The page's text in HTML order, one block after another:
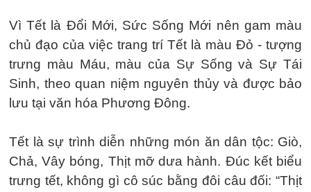
Vì Tết là Đổi Mới, Sức Sống Mới nên gam màu
chủ đạo của việc trang trí Tết là màu Đỏ - tượng
trưng màu Máu, màu của Sự Sống và Sự Tái
Sinh, theo quan niệm nguyên thủy và được bảo
lưu tại văn hóa Phương Đông.
Tết là sự trình diễn những món ăn dân tộc: Giò,
Chả, Vây bóng, Thịt mỡ dưa hành. Đúc kết biểu
trưng tết, không gì cô súc bằng đôi câu đối: “Thịt